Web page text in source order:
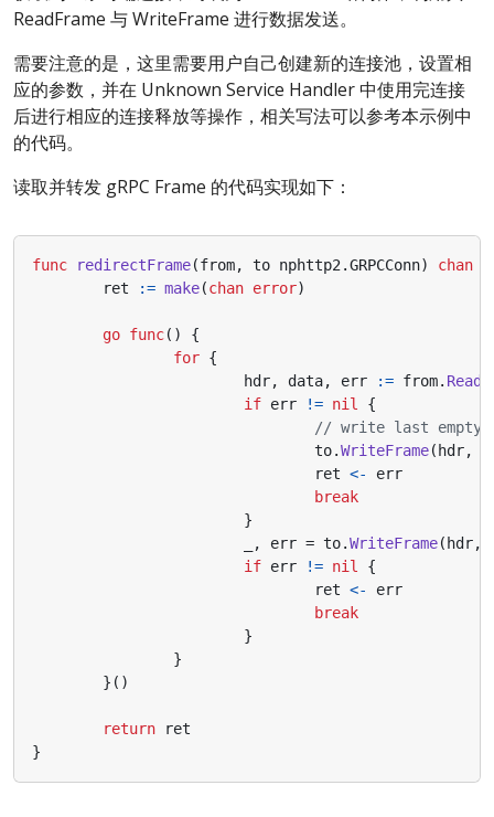
ReadFrame 与 WriteFrame 进行数据发送。
需要注意的是，这里需要用户自己创建新的连接池，设置相
应的参数，并在 Unknown Service Handler 中使用完连接
后进行相应的连接释放等操作，相关写法可以参考本示例中
的代码。
读取并转发 gRPC Frame 的代码实现如下：
func redirectFrame(from, to nphttp2.GRPCConn) chan
ret
:= make(chan error)
go func()
{
for {
hdr, data, err := from.
if err != nil
{
// write last empty
to.WriteFrame( hdr,
ret <-
err
break
}
, err = to.WriteFrame( hdr,
if err != nil
{
ret <-
err
break
}
}
}()
return
ret
}